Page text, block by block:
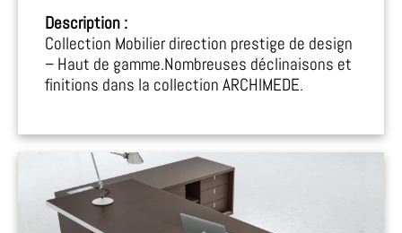
Description :
Collection Mobilier direction prestige de design
– Haut de gamme.Nombreuses déclinaisons et
finitions dans la collection ARCHIMEDE.